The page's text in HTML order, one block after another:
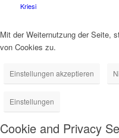
Kriesi
Mit der Weiternutzung der Seite,
von Cookies zu.
Einstellungen akzeptieren
Einstellungen
Cookie and Privacy